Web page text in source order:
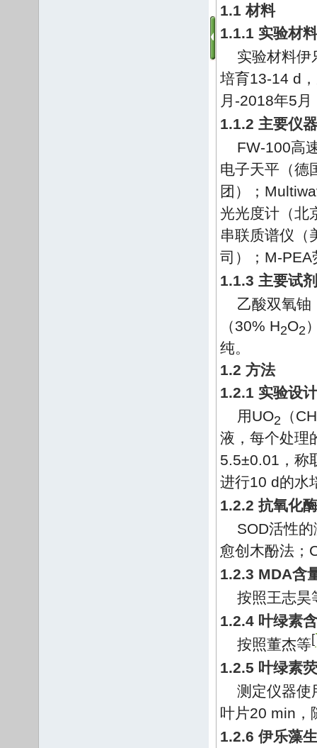
1.1 材料
1.1.1 实验材
实验材料伊
培育13-14 d
月-2018年5
1.1.2 主要仪器
FW-100高
电子天平（德
团）；
光光度计（北
串联质谱仪（
司）；M-
1.1.3 主要试剂
乙酸双氧铀
（30% H2O2
纯。
1.2 方法
1.2.1 实验设计
用UO2
（CH
液，每个处理
5.5±0.01，称
进行10 d的水
1.2.2 抗氧化
SOD活性
愈创木酚法；
1.2.3 MDA含
按照王志昊
1.2.4 叶绿素
按照董杰等[
1.2.5 叶绿素
测定仪器使
叶片20 min，
1.2.6 伊乐藻